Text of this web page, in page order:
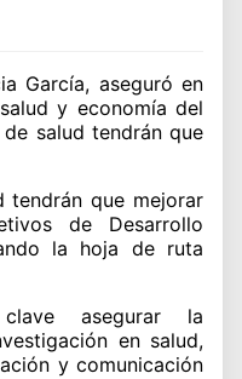
García, aseguró en
y economía del
salud tendrán que
tendrán que mejorar
de Desarrollo
la hoja de ruta
asegurar la
en salud,
y comunicación